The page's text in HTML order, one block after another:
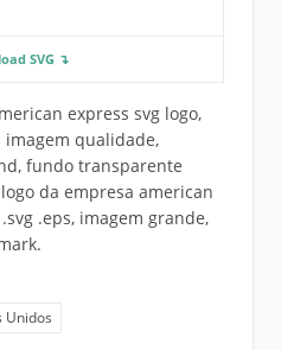
SVG ↴
express svg logo,
imagem qualidade,
fundo transparente
da empresa american
.eps, imagem grande,
Unidos